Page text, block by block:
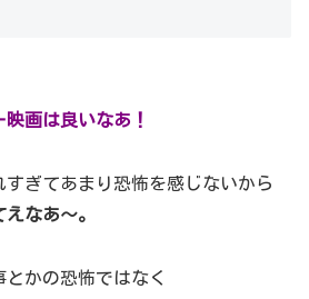
画は良いなあ！
ぎてあまり恐怖を感じないから
なあ～。
かの恐怖ではなく